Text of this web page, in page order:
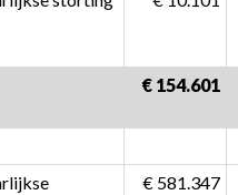
€ 154.601
€ 581.347